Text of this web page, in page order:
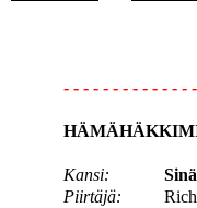
- - - - - - - - - - - - -
Kansi:
Piirtäjä: